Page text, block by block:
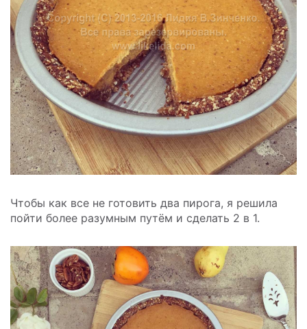
Чтобы как все не готовить два пирога, я решила
пойти более разумным путём и сделать 2 в 1.